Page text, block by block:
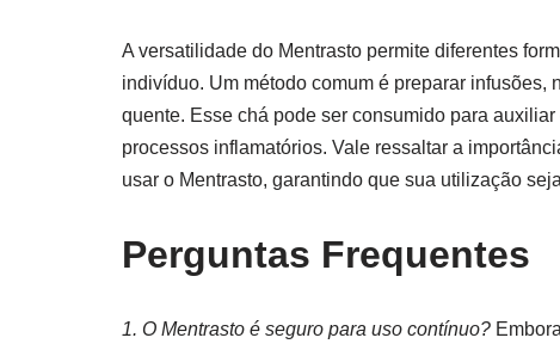
A versatilidade do Mentrasto permite diferentes
indivíduo. Um método comum é preparar
quente. Esse chá pode ser consumido para
processos inflamatórios. Vale ressaltar a
usar o Mentrasto, garantindo que sua utilização
Perguntas Frequentes
1. O Mentrasto é seguro para uso contínuo?